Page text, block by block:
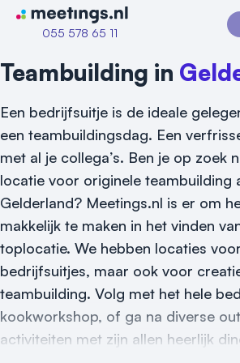
Naar home van Meetings
055 578 65 11
Vraag locatie aan
Teambuilding in
Een bedrijfsuitje is de ideale
een teambuildingsdag. Een
met al je collega’s. Ben je op zoek
locatie voor originele teambuilding
Gelderland? Meetings.nl is er om
makkelijk te maken in het vinden
toplocatie. We hebben locaties
bedrijfsuitjes, maar ook voor
teambuilding. Volg met het hele
kookworkshop, of ga na diverse
activiteiten met zijn allen heerlijk